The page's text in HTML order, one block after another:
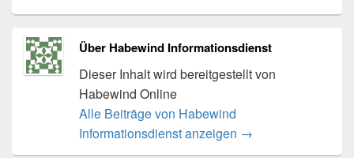
Über Habewind Informationsdienst
Dieser Inhalt wird bereitgestellt von
Habewind Online
Alle Beiträge von Habewind
Informationsdienst anzeigen →